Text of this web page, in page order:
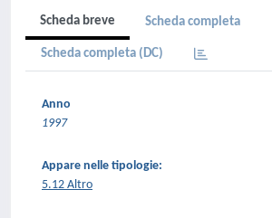
Scheda breve Scheda completa
Scheda completa (DC)
Anno
1997
Appare nelle tipologie:
5.12 Altro